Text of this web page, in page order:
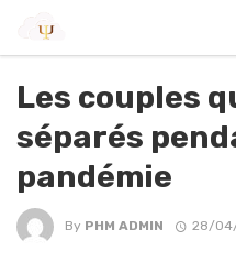
Les couples
séparés
pandémie
By PHM ADMIN 28/